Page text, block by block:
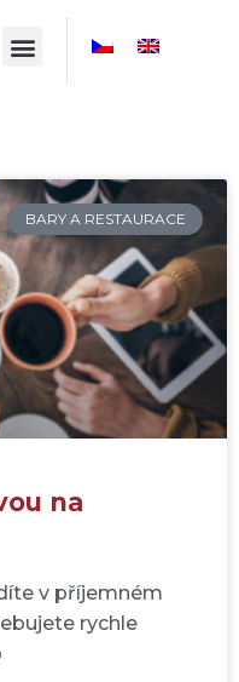
BARY A RESTAURACE
na
v příjemném
rychle